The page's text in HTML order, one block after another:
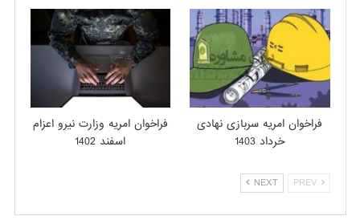
فراخوان امریه سربازی نهادی
خرداد 1403
فراخوان امریه وزارت نیرو اعزام
اسفند 1402
PREV
NEXT